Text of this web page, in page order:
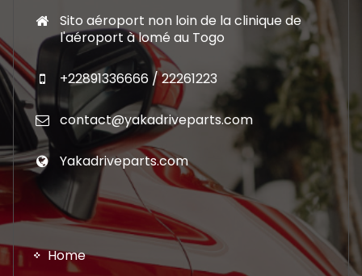
Sito aéroport non loin de la clinique de
l'aéroport à lomé au Togo
+22891336666 / 22261223
contact@yakadriveparts.com
Yakadriveparts.com
Home